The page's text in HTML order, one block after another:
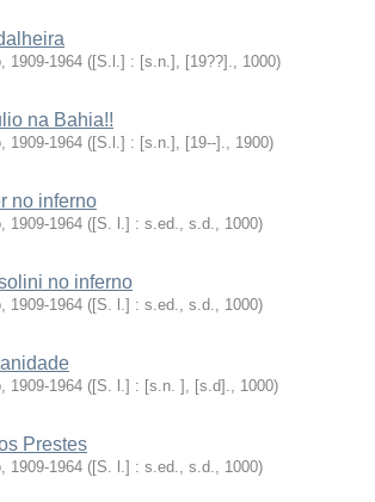
1909-1964 ([S.l.] : [s.n.], [19??]., 1000)
na Bahia!!
1909-1964 ([S.l.] : [s.n.], [19--]., 1900)
no inferno
1909-1964 ([S. l.] : s.ed., s.d., 1000)
no inferno
1909-1964 ([S. l.] : s.ed., s.d., 1000)
1909-1964 ([S. l.] : [s.n. ], [s.d]., 1000)
Prestes
1909-1964 ([S. l.] : s.ed., s.d., 1000)